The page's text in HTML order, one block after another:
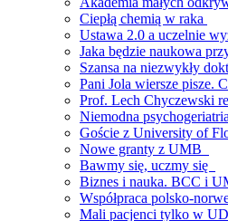
Ciepłą chemią w raka
Ustawa 2.0 a uczelnie
Jaka będzie naukowa
Szansa na niezwykły
Pani Jola wiersze pisze.
Prof. Lech Chyczewski
Niemodna
Goście z University of
Nowe granty z UMB
Bawmy się, uczmy się
Biznes i nauka. BCC i
Współpraca polsko-
Mali pacjenci tylko w